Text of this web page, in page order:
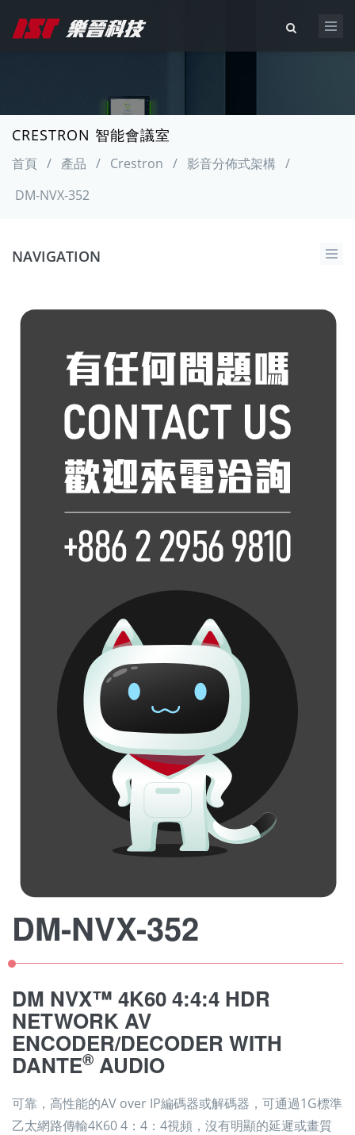
CRESTRON 智能會議室
首頁 / 產品 / Crestron / 影音分佈式架構 /
DM-NVX-352
NAVIGATION
DM-NVX-352
DM NVX™ 4K60 4:4:4 HDR
NETWORK AV
ENCODER/DECODER WITH
DANTE® AUDIO
可靠，高性能的AV over IP編碼器或解碼器，可通過1G標準
乙太網路傳輸4K60 4：4：4視頻，沒有明顯的延遲或畫質